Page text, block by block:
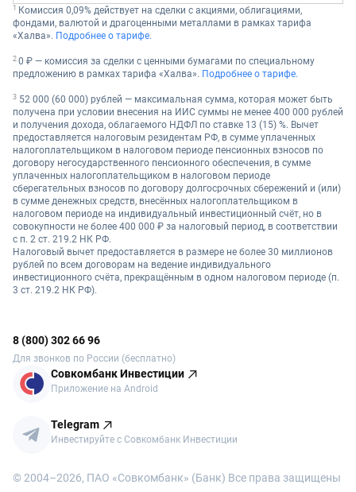
1
Комиссия 0,09% действует на сделки с акциями, облигациями,
фондами, валютой и драгоценными металлами в рамках тарифа
«Халва». Подробнее о тарифе.
2 0 ₽ — комиссия за сделки с ценными бумагами по специальному
предложению в рамках тарифа «Халва». Подробнее о тарифе.
3 52 000 (60 000) рублей — максимальная сумма, которая может быть
получена при условии внесения на ИИС суммы не менее 400 000 рублей
и получения дохода, облагаемого НДФЛ по ставке 13 (15) %. Вычет
предоставляется налоговым резидентам РФ, в сумме уплаченных
налогоплательщиком в налоговом периоде пенсионных взносов по
договору негосударственного пенсионного обеспечения, в сумме
уплаченных налогоплательщиком в налоговом периоде
сберегательных взносов по договору долгосрочных сбережений и (или)
в сумме денежных средств, внесённых налогоплательщиком в
налоговом периоде на индивидуальный инвестиционный счёт, но в
совокупности не более 400 000 ₽ за налоговый период, в соответствии
с п. 2 ст. 219.2 НК РФ.
Налоговый вычет предоставляется в размере не более 30 миллионов
рублей по всем договорам на ведение индивидуального
инвестиционного счёта, прекращённым в одном налоговом периоде (п.
3 ст. 219.2 НК РФ).
8 (800) 302 66 96
Для звонков по России (бесплатно)
Совкомбанк Инвестиции
Приложение на Android
Telegram
Инвестируйте с Совкомбанк Инвестиции
© 2004–2026, ПАО «Совкомбанк» (Банк) Все права защищены